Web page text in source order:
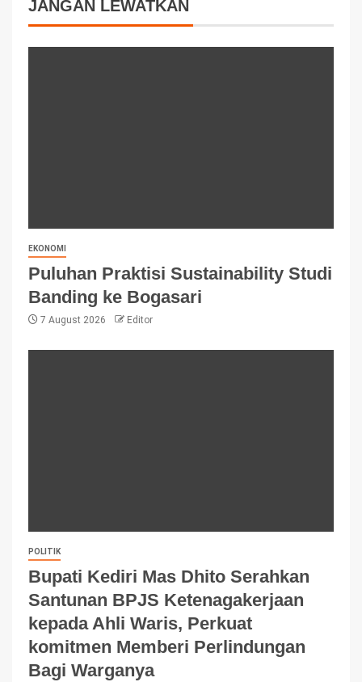
JANGAN LEWATKAN
EKONOMI
Puluhan Praktisi Sustainability Studi
Banding ke Bogasari
7 August 2026 Editor
POLITIK
Bupati Kediri Mas Dhito Serahkan
Santunan BPJS Ketenagakerjaan
kepada Ahli Waris, Perkuat
komitmen Memberi Perlindungan
Bagi Warganya